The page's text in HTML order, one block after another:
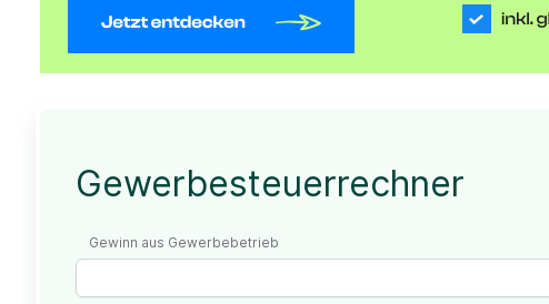
Gewerbesteuerrechner
Gewinn aus Gewerbebetrieb